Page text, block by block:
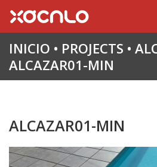
INICIO • PROJECTS •
ALCAZAR01-MIN
ALCAZAR01-MIN